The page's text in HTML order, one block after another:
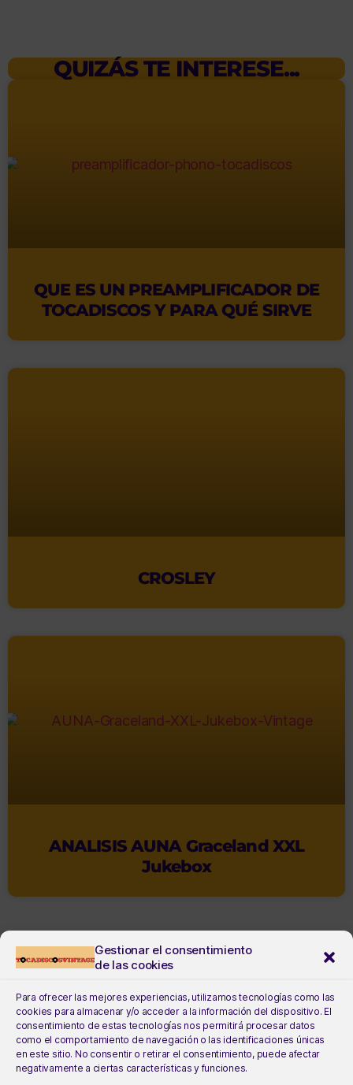
Gestionar el consentimiento
de las cookies
Para ofrecer las mejores experiencias, utilizamos tecnologías como las
cookies para almacenar y/o acceder a la información del dispositivo. El
consentimiento de estas tecnologías nos permitirá procesar datos
como el comportamiento de navegación o las identificaciones únicas
en este sitio. No consentir o retirar el consentimiento, puede afectar
negativamente a ciertas características y funciones.
QUIZÁS TE INTERESE...
QUE ES UN PREAMPLIFICADOR DE
TOCADISCOS Y PARA QUÉ SIRVE
CROSLEY
ANALISIS AUNA Graceland XXL
Jukebox